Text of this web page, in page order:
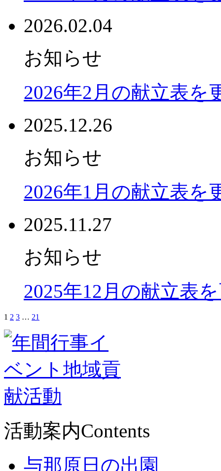
2026.02.04
お知らせ
2026年2月の献立表を
2025.12.26
お知らせ
2026年1月の献立表を
2025.11.27
お知らせ
2025年12月の献立表
1 2 3 … 21
活動案内Contents
与那原日の出園